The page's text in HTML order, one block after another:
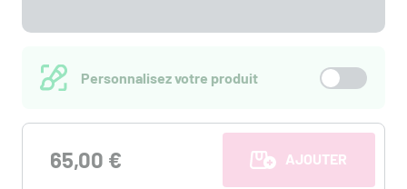
Personnalisez votre produit
65,00 € AJOUTER AU